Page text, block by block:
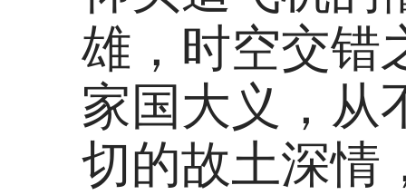
雄，时空交错
家国大义，从
切的故土深情